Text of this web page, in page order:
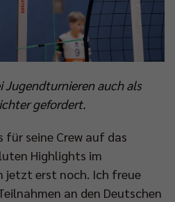
Jugendturnieren auch als
gefordert.
für seine Crew auf das
Highlights im
jetzt erst noch. Ich freue
an den Deutschen